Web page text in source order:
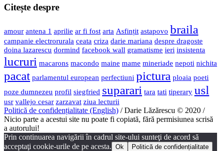
Citește despre
amour antena 1 aprilie ar fi fost arta Asfințit astapovo braila
campanie electrorurala ceata criza darie mariana despre dragoste
doina lazarescu dormind facebook wall gramatisme ieri insistenta
lucruri macarons macondo maine mame mineriade nepoti nichita
pacat parlamentul european perfectiuni pictura ploaia poeti
poze dumnezeu profil siegfried suparari tara tati tiperary usl
usr vallejo cesar zarzavat ziua lecturii
Politică de confidențialitate (English) / Darie Lăzărescu © 2020 /
Nicio parte a acestui site nu poate fi copiată, fără permisiunea scrisă
a autorului!
Prin continuarea navigării în cadrul site-ului sunteţi de acord să
acceptaţi cookie-urile de pe acesta. Ok Politică de confidențialitate